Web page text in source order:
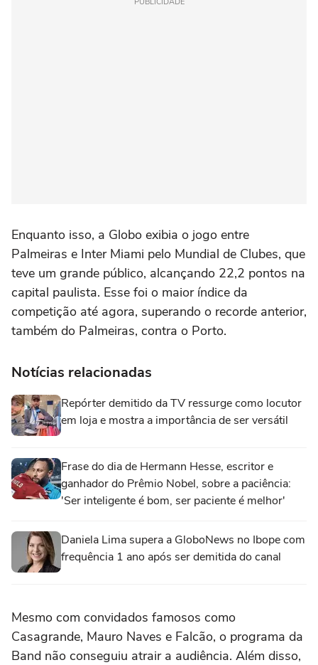
Enquanto isso, a Globo exibia o jogo entre
Palmeiras e Inter Miami pelo Mundial de Clubes, que
teve um grande público, alcançando 22,2 pontos na
capital paulista. Esse foi o maior índice da
competição até agora, superando o recorde anterior,
também do Palmeiras, contra o Porto.
Notícias relacionadas
Repórter demitido da TV ressurge como locutor
em loja e mostra a importância de ser versátil
Frase do dia de Hermann Hesse, escritor e
ganhador do Prêmio Nobel, sobre a paciência:
'Ser inteligente é bom, ser paciente é melhor'
Daniela Lima supera a GloboNews no Ibope com
frequência 1 ano após ser demitida do canal
Mesmo com convidados famosos como
Casagrande, Mauro Naves e Falcão, o programa da
Band não conseguiu atrair a audiência. Além disso,